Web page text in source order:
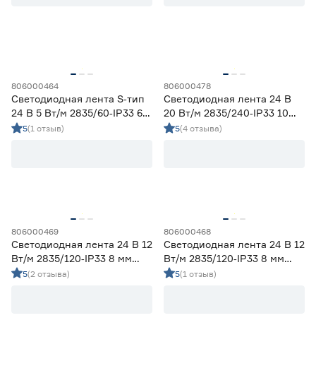
1 1,2
3
10 12 16
Напряжение (В)
5
806000464
Светодиодная лента S‑тип
24 В 5 Вт/м 2835/60‑IP33 6
мм холодный 5 м Geniled
5(1 отзыв)
806000478
Светодиодная лента 24 В
20 Вт/м 2835/240‑IP33 10
мм холодный 5 м Geniled
5(4 отзыва)
806000469
Светодиодная лента 24 В 12
Вт/м 2835/120‑IP33 8 мм
дневной 5 м Geniled
5(2 отзыва)
806000468
Светодиодная лента 24 В 12
Вт/м 2835/120‑IP33 8 мм
теплый 5 м Geniled
5(1 отзыв)